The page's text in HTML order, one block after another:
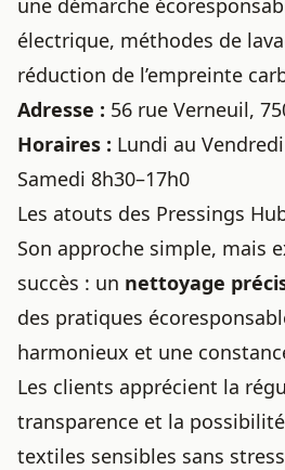
une démarche
électrique, méthodes de
réduction de l’empreinte
Adresse : 56 rue Verneuil,
Horaires : Lundi au
Samedi 8h30–17h0
Les atouts des Pressings
Son approche simple, mais
succès : un nettoyage
des pratiques
harmonieux et une
Les clients apprécient la
transparence et la
textiles sensibles sans